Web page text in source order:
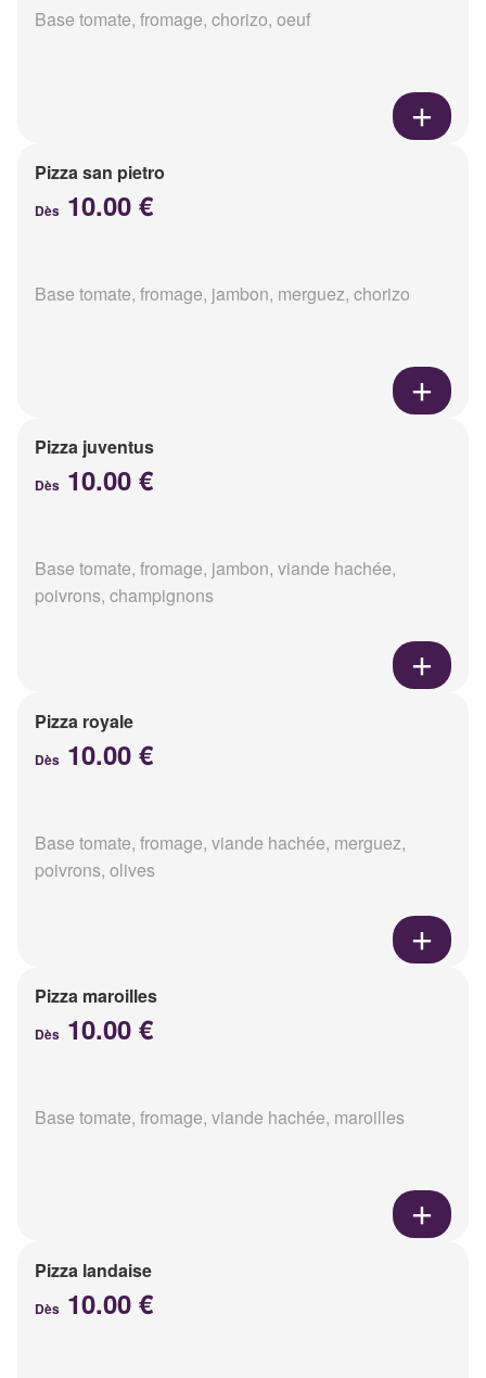
Base tomate, fromage, chorizo, oeuf
Pizza san pietro
Dès 10.00 €
Base tomate, fromage, jambon, merguez, chorizo
Pizza juventus
Dès 10.00 €
Base tomate, fromage, jambon, viande hachée,
poivrons, champignons
Pizza royale
Dès 10.00 €
Base tomate, fromage, viande hachée, merguez,
poivrons, olives
Pizza maroilles
Dès 10.00 €
Base tomate, fromage, viande hachée, maroilles
Pizza landaise
Dès 10.00 €